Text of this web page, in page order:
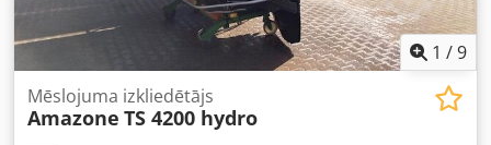
1 /9
Mēslojuma izkliedētājs
Amazone TS 4200 hydro